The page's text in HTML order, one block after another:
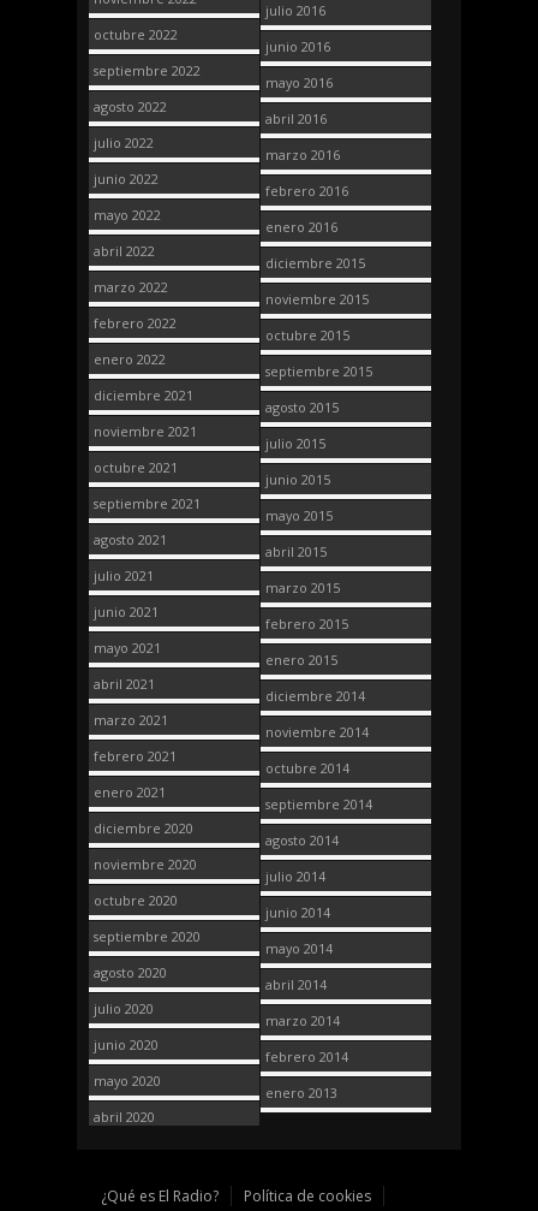
octubre 2022
septiembre 2022
agosto 2022
julio 2022
junio 2022
mayo 2022
abril 2022
marzo 2022
febrero 2022
enero 2022
diciembre 2021
noviembre 2021
octubre 2021
septiembre 2021
agosto 2021
julio 2021
junio 2021
mayo 2021
abril 2021
marzo 2021
febrero 2021
enero 2021
diciembre 2020
noviembre 2020
octubre 2020
septiembre 2020
agosto 2020
julio 2020
junio 2020
mayo 2020
abril 2020
julio 2016
junio 2016
mayo 2016
abril 2016
marzo 2016
febrero 2016
enero 2016
diciembre 2015
noviembre 2015
octubre 2015
septiembre 2015
agosto 2015
julio 2015
junio 2015
mayo 2015
abril 2015
marzo 2015
febrero 2015
enero 2015
diciembre 2014
noviembre 2014
octubre 2014
septiembre 2014
agosto 2014
julio 2014
junio 2014
mayo 2014
abril 2014
marzo 2014
febrero 2014
enero 2013
¿Qué es El Radio?
Política de cookies